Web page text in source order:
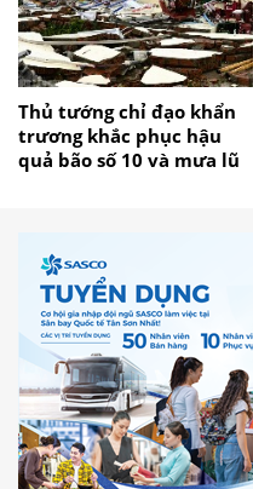
Thủ tướng chỉ đạo khẩn
trương khắc phục hậu
quả bão số 10 và mưa lũ